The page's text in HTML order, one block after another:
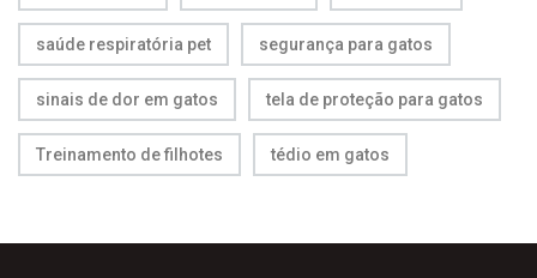
saúde respiratória pet segurança para gatos
sinais de dor em gatos tela de proteção para gatos
Treinamento de filhotes tédio em gatos